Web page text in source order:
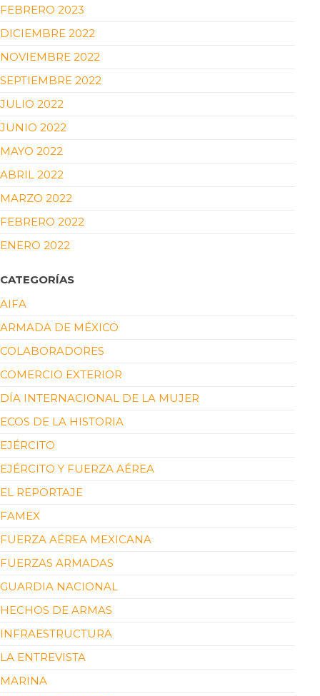
FEBRERO 2023
DICIEMBRE 2022
NOVIEMBRE 2022
SEPTIEMBRE 2022
JULIO 2022
JUNIO 2022
MAYO 2022
ABRIL 2022
MARZO 2022
FEBRERO 2022
ENERO 2022
CATEGORÍAS
AIFA
ARMADA DE MÉXICO
COLABORADORES
COMERCIO EXTERIOR
DÍA INTERNACIONAL DE LA MUJER
ECOS DE LA HISTORIA
EJÉRCITO
EJÉRCITO Y FUERZA AÉREA
EL REPORTAJE
FAMEX
FUERZA AÉREA MEXICANA
FUERZAS ARMADAS
GUARDIA NACIONAL
HECHOS DE ARMAS
INFRAESTRUCTURA
LA ENTREVISTA
MARINA